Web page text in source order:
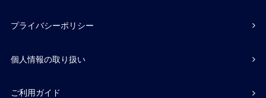
プライバシーポリシー
個人情報の取り扱い
ご利用ガイド